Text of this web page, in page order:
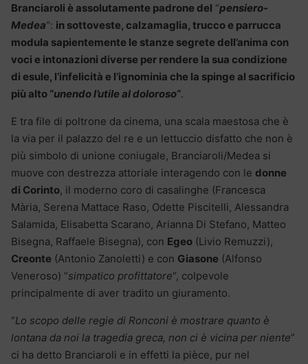
Branciaroli è assolutamente padrone del “pensiero-
Medea“: in sottoveste, calzamaglia, trucco e parrucca
modula sapientemente le stanze segrete dell’anima con
voci e intonazioni diverse per rendere la sua condizione
di esule, l’infelicità e l’ignominia che la spinge al sacrificio
più alto “unendo l’utile al doloroso“.
E tra file di poltrone da cinema, una scala maestosa che è
la via per il palazzo del re e un lettuccio disfatto che non è
più simbolo di unione coniugale, Branciaroli/Medea si
muove con destrezza attoriale interagendo con le donne
di Corinto, il moderno coro di casalinghe (Francesca
Mària, Serena Mattace Raso, Odette Piscitelli, Alessandra
Salamida, Elisabetta Scarano, Arianna Di Stefano, Matteo
Bisegna, Raffaele Bisegna), con Egeo (Livio Remuzzi),
Creonte (Antonio Zanoletti) e con Giasone (Alfonso
Veneroso) “simpatico profittatore“, colpevole
principalmente di aver tradito un giuramento.
“Lo scopo delle regie di Ronconi è mostrare quanto è
lontana da noi la tragedia greca, non ci è vicina per niente”
ci ha detto Branciaroli e in effetti la pièce, pur nel